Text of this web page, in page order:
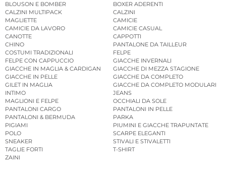
BLOUSON E BOMBER
BOXER ADERENTI
CALZINI MULTIPACK
CALZINI
MAGLIETTE
CAMICIE
CAMICIE DA LAVORO
CAMICIE CASUAL
CANOTTE
CAPPOTTI
CHINO
PANTALONE DA TAILLEUR
COSTUMI TRADIZIONALI
FELPE
FELPE CON CAPPUCCIO
GIACCHE INVERNALI
GIACCHE IN MAGLIA & CARDIGAN
GIACCHE DI MEZZA STAGIONE
GIACCHE IN PELLE
GIACCHE DA COMPLETO
GILET IN MAGLIA
GIACCHE DA COMPLETO MODULARI
INTIMO
JEANS
MAGLIONI E FELPE
OCCHIALI DA SOLE
PANTALONI CARGO
PANTALONI IN PELLE
PANTALONI & BERMUDA
PARKA
PIGIAMI
PIUMINI E GIACCHE TRAPUNTATE
POLO
SCARPE ELEGANTI
SNEAKER
STIVALI E STIVALETTI
TAGLIE FORTI
T-SHIRT
ZAINI